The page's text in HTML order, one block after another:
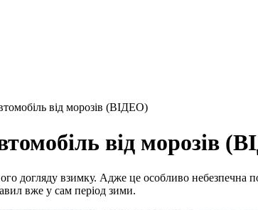
від морозів (ВІДЕО)
від морозів
догляду взимку. Адже це особливо небезпечна
вже у сам період зими.